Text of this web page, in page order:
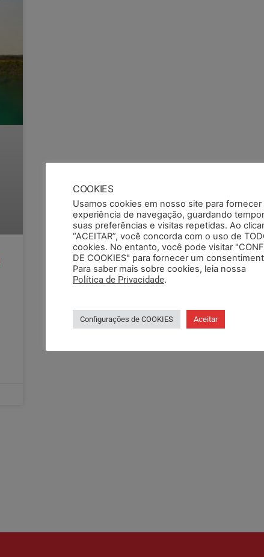
COOKIES
Usamos cookies em nosso site para
experiência de navegação, guardando
suas preferências e visitas repetidas. Ao
“ACEITAR”, você concorda com o uso de
cookies. No entanto, você pode visitar
DE COOKIES" para fornecer um
Para saber mais sobre cookies, leia nossa
Política de Privacidade.
Configurações de COOKIES Aceitar